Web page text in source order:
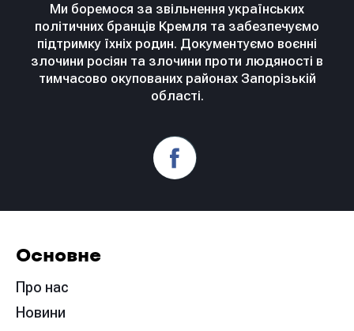
Ми боремося за звільнення українських
політичних бранців Кремля та забезпечуємо
підтримку їхніх родин. Документуємо воєнні
злочини росіян та злочини проти людяності в
тимчасово окупованих районах Запорізькій
області.
Основне
Про нас
Новини